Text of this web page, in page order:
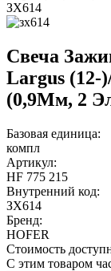
ЗХ614
Свеча
Largus (12-
(0,9Мм, 2
Базовая единица:
компл
Артикул:
HF 775 215
Внутренний код:
ЗХ614
Бренд:
HOFER
Стоимость
С этим товаром